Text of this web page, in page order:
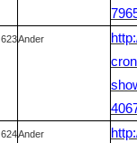
623Ander
624Ander